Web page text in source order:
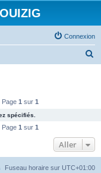
Connexion
c
e
Page 1 sur 1
spécifiés.
Page 1 sur 1
Aller
Fuseau horaire sur UTC+01:00